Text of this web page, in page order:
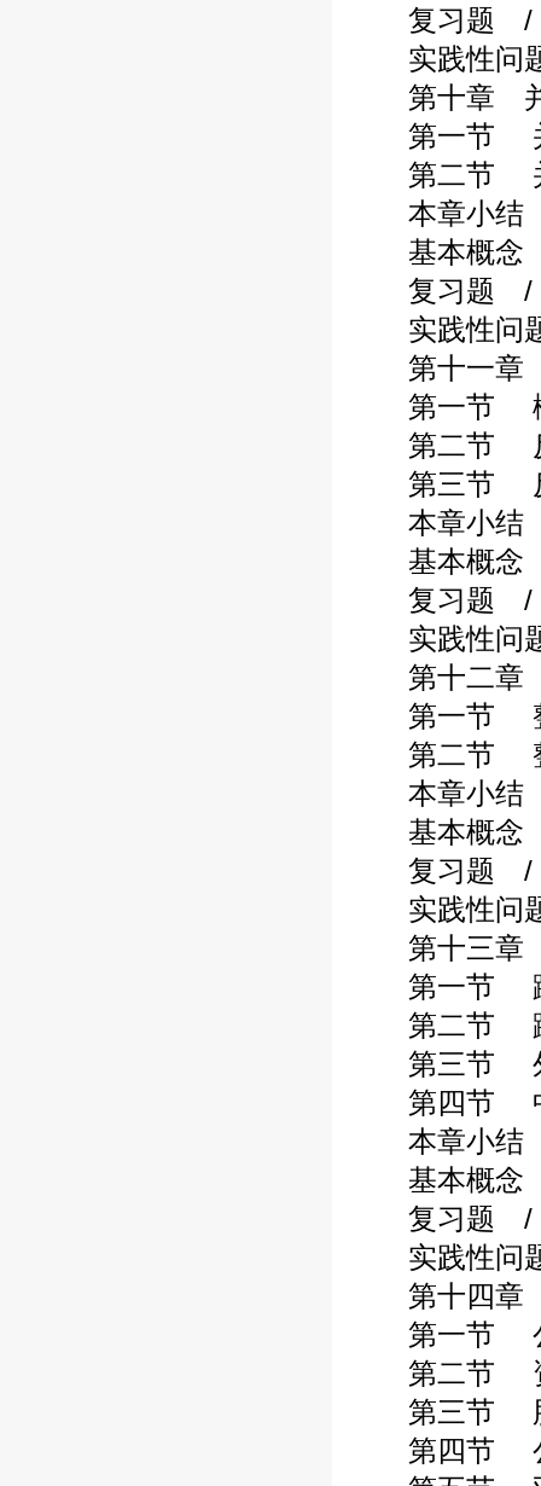
复习题 /
实践性问
第十章 并
第一节 并
第二节 并
本章小结
基本概念
复习题 /
实践性问
第十一章
第一节
第二节 反
第三节 反
本章小结
基本概念
复习题 /
实践性问
第十二章
第一节 整
第二节 整
本章小结
基本概念
复习题 /
实践性问
第十三章
第一节 跨
第二节 跨
第三节 外
第四节 中
本章小结
基本概念
复习题 /
实践性问
第十四章
第一节 公
第二节 资
第三节 股
第四节 公